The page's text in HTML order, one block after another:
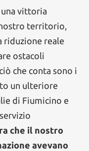
una vittoria
territorio,
riduzione reale
ostacoli
che conta sono i
un ulteriore
di Fiumicino e
che il nostro
avevano